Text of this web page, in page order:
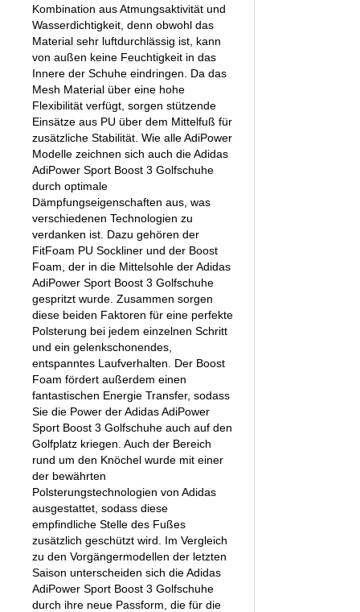
Kombination aus Atmungsaktivität und
Wasserdichtigkeit, denn obwohl das
Material sehr luftdurchlässig ist, kann
von außen keine Feuchtigkeit in das
Innere der Schuhe eindringen. Da das
Mesh Material über eine hohe
Flexibilität verfügt, sorgen stützende
Einsätze aus PU über dem Mittelfuß für
zusätzliche Stabilität. Wie alle AdiPower
Modelle zeichnen sich auch die Adidas
AdiPower Sport Boost 3 Golfschuhe
durch optimale
Dämpfungseigenschaften aus, was
verschiedenen Technologien zu
verdanken ist. Dazu gehören der
FitFoam PU Sockliner und der Boost
Foam, der in die Mittelsohle der Adidas
AdiPower Sport Boost 3 Golfschuhe
gespritzt wurde. Zusammen sorgen
diese beiden Faktoren für eine perfekte
Polsterung bei jedem einzelnen Schritt
und ein gelenkschonendes,
entspanntes Laufverhalten. Der Boost
Foam fördert außerdem einen
fantastischen Energie Transfer, sodass
Sie die Power der Adidas AdiPower
Sport Boost 3 Golfschuhe auch auf den
Golfplatz kriegen. Auch der Bereich
rund um den Knöchel wurde mit einer
der bewährten
Polsterungstechnologien von Adidas
ausgestattet, sodass diese
empfindliche Stelle des Fußes
zusätzlich geschützt wird. Im Vergleich
zu den Vorgängermodellen der letzten
Saison unterscheiden sich die Adidas
AdiPower Sport Boost 3 Golfschuhe
durch ihre neue Passform, die für die